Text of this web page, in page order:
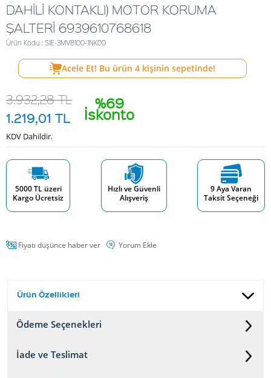
DAHİLİ KONTAKLI) MOTOR KORUMA
ŞALTERİ 6939610768618
Ürün Kodu : SIE-3MV8100-1NK00
Acele Et! Bu ürün 4 kişinin sepetinde!
%69
İskonto
3.932,28TL
1.219,01 TL
KDV Dahildir.
5000 TL üzeri
Kargo Ücretsiz
Hızlı ve Güvenli
Alışveriş
9 Aya Varan
Taksit Seçeneği
Fiyatı düşünce haber ver Yorum Ekle
Ürün Özellikleri
Ödeme Seçenekleri
İade ve Teslimat